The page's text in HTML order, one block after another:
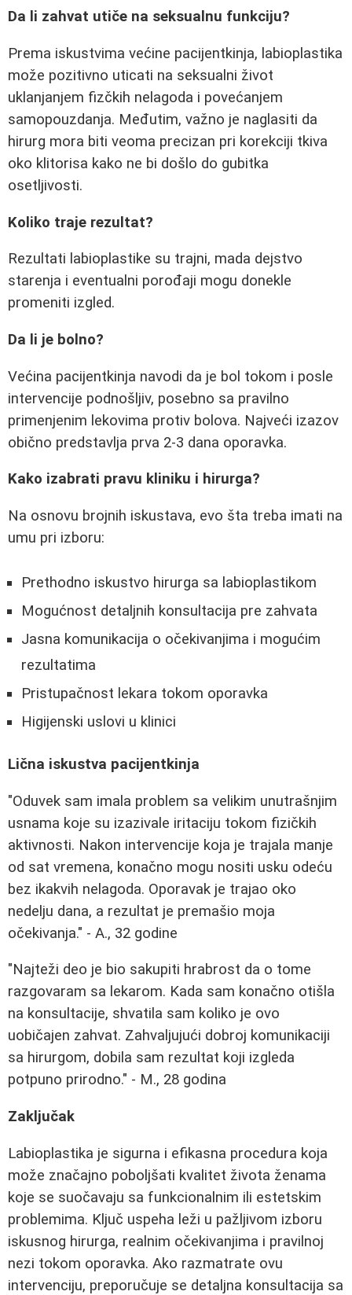
Da li zahvat utiče na seksualnu funkciju?
Prema iskustvima većine pacijentkinja, labioplastika
može pozitivno uticati na seksualni život
uklanjanjem fizčkih nelagoda i povećanjem
samopouzdanja. Međutim, važno je naglasiti da
hirurg mora biti veoma precizan pri korekciji tkiva
oko klitorisa kako ne bi došlo do gubitka
osetljivosti.
Koliko traje rezultat?
Rezultati labioplastike su trajni, mada dejstvo
starenja i eventualni porođaji mogu donekle
promeniti izgled.
Da li je bolno?
Većina pacijentkinja navodi da je bol tokom i posle
intervencije podnošljiv, posebno sa pravilno
primenjenim lekovima protiv bolova. Najveći izazov
obično predstavlja prva 2-3 dana oporavka.
Kako izabrati pravu kliniku i hirurga?
Na osnovu brojnih iskustava, evo šta treba imati na
umu pri izboru:
Prethodno iskustvo hirurga sa labioplastikom
Mogućnost detaljnih konsultacija pre zahvata
Jasna komunikacija o očekivanjima i mogućim
rezultatima
Pristupačnost lekara tokom oporavka
Higijenski uslovi u klinici
Lična iskustva pacijentkinja
"Oduvek sam imala problem sa velikim unutrašnjim
usnama koje su izazivale iritaciju tokom fizičkih
aktivnosti. Nakon intervencije koja je trajala manje
od sat vremena, konačno mogu nositi usku odeću
bez ikakvih nelagoda. Oporavak je trajao oko
nedelju dana, a rezultat je premašio moja
očekivanja." - A., 32 godine
"Najteži deo je bio sakupiti hrabrost da o tome
razgovaram sa lekarom. Kada sam konačno otišla
na konsultacije, shvatila sam koliko je ovo
uobičajen zahvat. Zahvaljujući dobroj komunikaciji
sa hirurgom, dobila sam rezultat koji izgleda
potpuno prirodno." - M., 28 godina
Zaključak
Labioplastika je sigurna i efikasna procedura koja
može značajno poboljšati kvalitet života ženama
koje se suočavaju sa funkcionalnim ili estetskim
problemima. Ključ uspeha leži u pažljivom izboru
iskusnog hirurga, realnim očekivanjima i pravilnoj
nezi tokom oporavka. Ako razmatrate ovu
intervenciju, preporučuje se detaljna konsultacija sa